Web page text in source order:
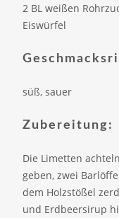
2 BL weißen
Eiswürfel
süß, sauer
Zubereitung:
Die Limetten
geben, zwei
dem Holzstößel
und Erdbeersirup